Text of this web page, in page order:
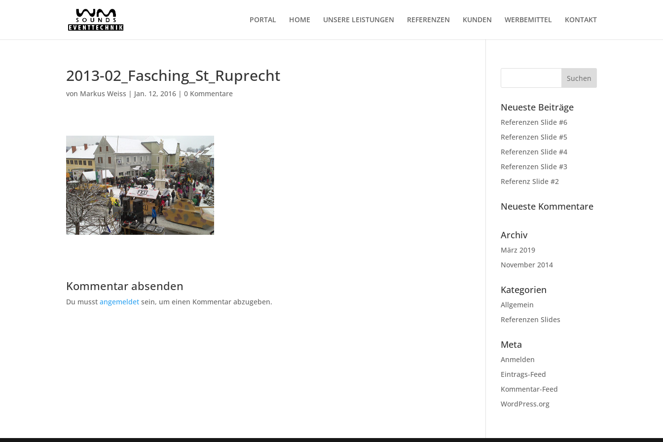
PORTAL HOME UNSERE LEISTUNGEN REFERENZEN KUNDEN WERBEMITTEL KONTAKT
2013-02_Fasching_St_Ruprecht
von Markus Weiss | Jan. 12, 2016 |0 Kommentare
Kommentar absenden
Du musstangemeldet sein, um einen Kommentar abzugeben.
Neueste Beiträge
Referenzen Slide #6
Referenzen Slide #5
Referenzen Slide #4
Referenzen Slide #3
Referenz Slide #2
Neueste Kommentare
Archiv
März 2019
November 2014
Kategorien
Allgemein
Referenzen Slides
Meta
Anmelden
Eintrags-Feed
Kommentar-Feed
WordPress.org